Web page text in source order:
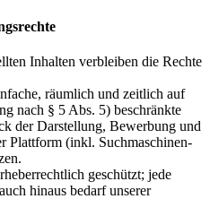
Inhalten verbleiben die Rechte
räumlich und zeitlich auf
nach § 5 Abs. 5) beschränkte
der Darstellung, Bewerbung und
Plattform (inkl. Suchmaschinen-
geschützt; jede
hinaus bedarf unserer